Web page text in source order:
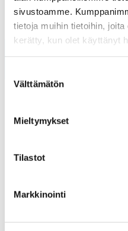
sivustoamme.
tietoja muihin tietoihin,
kerätty, kun olet käyttänyt
valinta
Välttämätön
Mieltymykset
Tilastot
Markkinointi
Seuraa toimintaamme
Arkistot
2025
2024